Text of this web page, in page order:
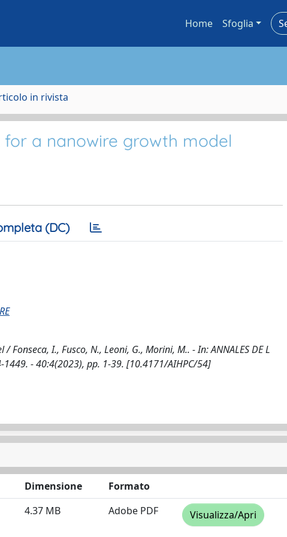
Home Sfoglia
in rivista
a nanowire growth model
(DC)
I., Fusco, N., Leoni, G., Morini, M.. - In: ANNALES DE L
1449. - 40:4(2023), pp. 1-39. [10.4171/AIHPC/54]
Dimensione
Formato
4.37 MB Adobe PDF Visualizza/Apri